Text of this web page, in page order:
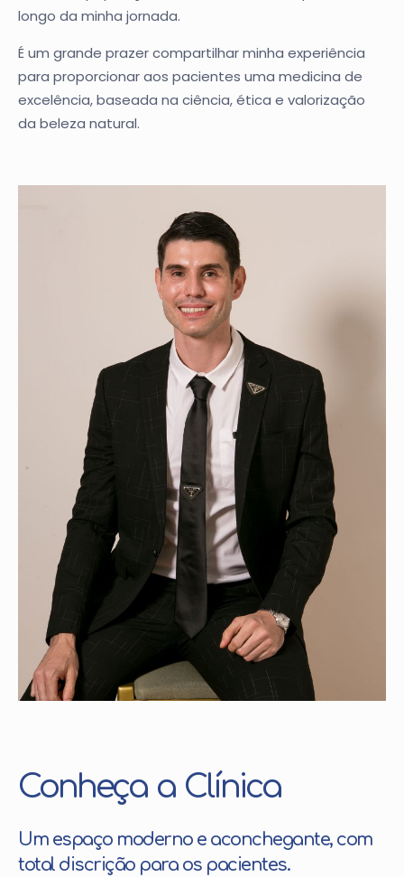
longo da minha jornada.
É um grande prazer compartilhar minha experiência
para proporcionar aos pacientes uma medicina de
excelência, baseada na ciência, ética e valorização
da beleza natural.
Conheça a Clínica
Um espaço moderno e aconchegante, com
total discrição para os pacientes.